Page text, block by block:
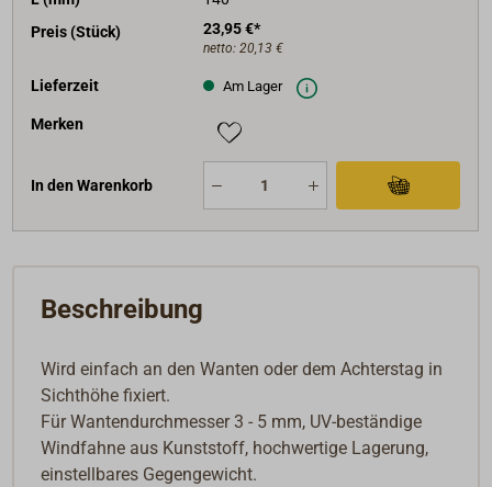
Preis (Stück)
23,95 €*
netto: 20,13 €
Lieferzeit Am Lager
Merken
In den Warenkorb
Beschreibung
Wird einfach an den Wanten oder dem Achterstag in
Sichthöhe fixiert.
Für Wantendurchmesser 3 - 5 mm, UV-beständige
Windfahne aus Kunststoff, hochwertige Lagerung,
einstellbares Gegengewicht.